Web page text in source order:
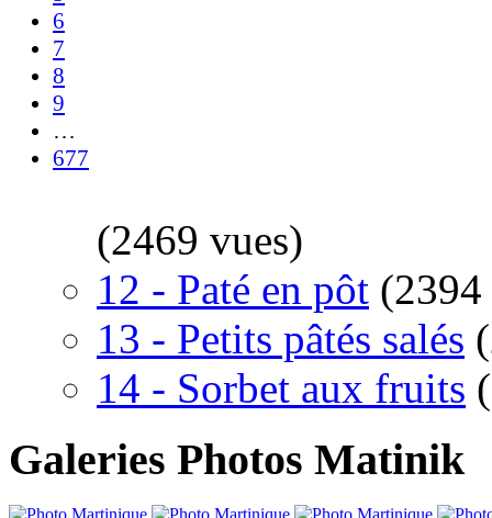
6
7
8
9
…
677
(2469 vues)
12 - Paté en pôt (2394
13 - Petits pâtés salés
14 - Sorbet aux fruits
Galeries Photos Matinik